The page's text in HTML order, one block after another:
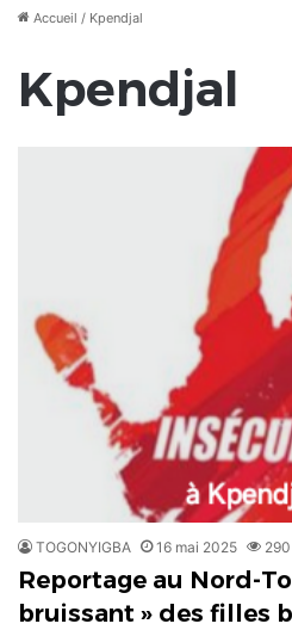
Accueil / Kpendjal
Kpendjal
TOGONYIGBA 16 mai 2025 290
Reportage au Nord-
bruissant » des filles